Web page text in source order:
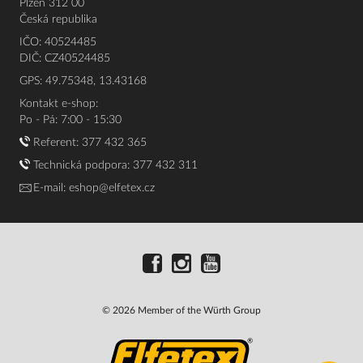
Plzeň 312 00
Česká republika
IČO: 40524485
DIČ: CZ40524485
GPS: 49.75348, 13.43168
Kontakt e-shop:
Po - Pá: 7:00 - 15:30
Referent: 377 432 365
Technická podpora: 377 432 311
E-mail: eshop@elfetex.cz
© 2026 Member of the Würth Group